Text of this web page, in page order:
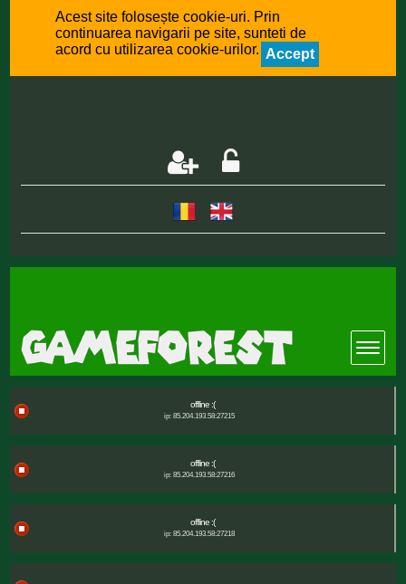
Acest site folosește cookie-uri. Prin
continuarea navigarii pe site, sunteti de
acord cu utilizarea cookie-urilor. Accept
offline :(
ip: 85.204.193.58:27215
offline :(
ip: 85.204.193.58:27216
offline :(
ip: 85.204.193.58:27218